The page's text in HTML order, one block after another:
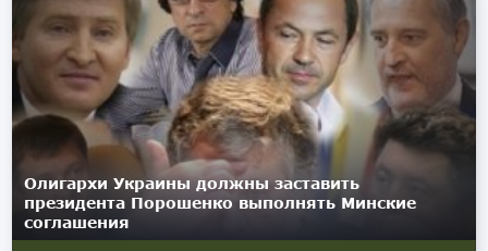
Олигархи Украины должны заставить
президента Порошенко выполнять Минские
соглашения